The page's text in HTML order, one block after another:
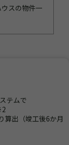
スの物件一
テムで
算出（竣工後6か月